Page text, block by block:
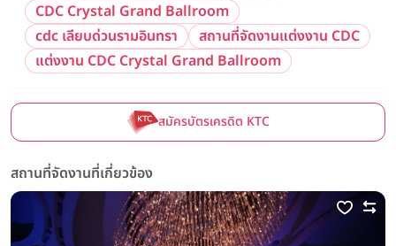
CDC Crystal Grand Ballroom
cdc เลียบด่วนรามอินทรา
สถานที่จัดงานแต่งงาน CDC
แต่งงาน CDC Crystal Grand Ballroom
สมัครบัตรเครดิต KTC
สถานที่จัดงานที่เกี่ยวข้อง